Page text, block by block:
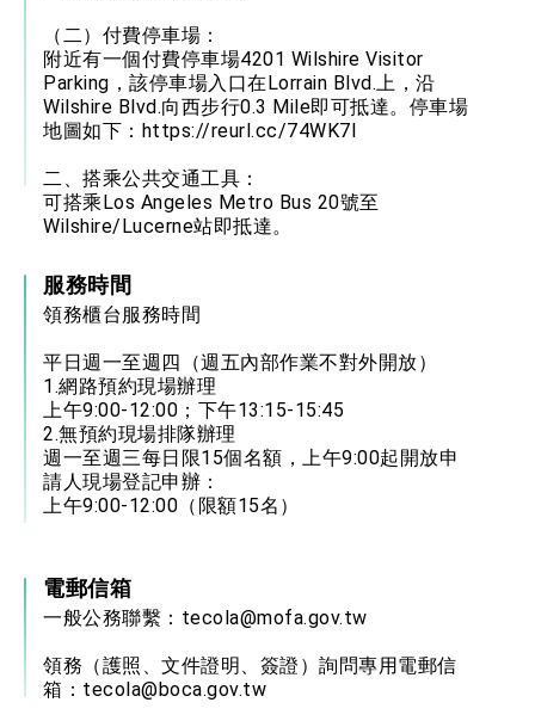
總統重要談話
外交部重要言論
我國政府將在美國亞利桑納州設立「駐鳳凰城辦
事處」，進一步深化台美交流合作
（二）付費停車場：
附近有一個付費停車場4201 Wilshire Visitor
Parking，該停車場入口在Lorrain Blvd.上，沿
Wilshire Blvd.向西步行0.3 Mile即可抵達。停車場
地圖如下： https://reurl.cc/74WK7l
二、搭乘公共交通工具：
可搭乘Los Angeles Metro Bus 20號至
Wilshire/Lucerne站即抵達。
服務時間
領務櫃台服務時間
平日週一至週四（週五內部作業不對外開放）
1.網路預約現場辦理
上午9:00-12:00；下午13:15-15:45
2.無預約現場排隊辦理
週一至週三每日限15個名額，上午9:00起開放申
請人現場登記申辦：
上午9:00-12:00（限額15名）
電郵信箱
一般公務聯繫： tecola@mofa.gov.tw
領務（護照、文件證明、簽證）詢問專用電郵信
箱： tecola@boca.gov.tw